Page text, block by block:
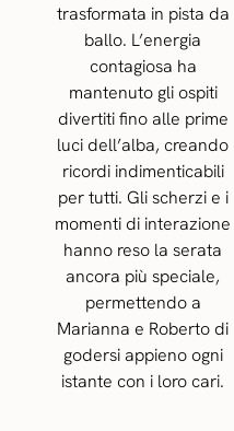
trasformata in pista da
ballo. L’energia
contagiosa ha
mantenuto gli ospiti
divertiti fino alle prime
luci dell’alba, creando
ricordi indimenticabili
per tutti. Gli scherzi e i
momenti di interazione
hanno reso la serata
ancora più speciale,
permettendo a
Marianna e Roberto di
godersi appieno ogni
istante con i loro cari.